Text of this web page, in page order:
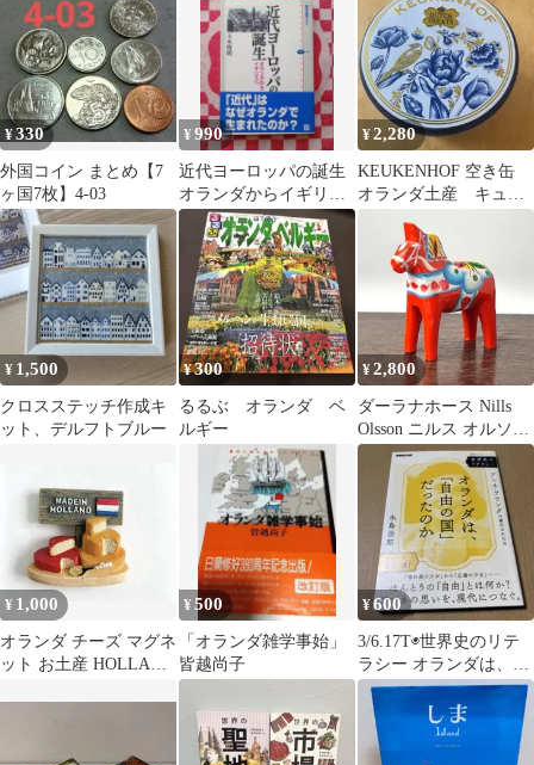
¥330
外国コイン まとめ【7
ヶ国7枚】4-03
¥990
近代ヨーロッパの誕生
オランダからイギリス
へ 玉木俊明
¥2,280
KEUKENHOF 空き缶
オランダ土産 キュー
し レア 缶
¥ 1,500
クロスステッチ作成キ
ット、デルフトブルー
¥300
るるぶ オランダ ベ
ルギー
¥2,800
ダーラナホース Nills
Olsson ニルス オルソン
スウェーデン 北欧
¥ 1,000
オランダ チーズ マグネ
ット お土産 HOLLAND
¥500
「オランダ雑学事始」
皆越尚子
¥600
3/6.17T◉世界史のリテ
ラシー オランダは、自
由の国だったのかアン
ネフランク